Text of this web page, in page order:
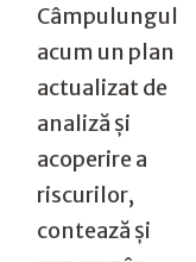
Câmpulungul
acum un plan
actualizat de
analiză și
acoperire a
riscurilor,
contează și